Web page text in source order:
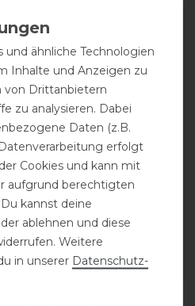
Neu
HKM Steckboard
10,95 € *
ARTIKEL MERKEN
und ähnliche Technologien
Inhalte und Anzeigen zu
von Drittanbietern
zu analysieren. Dabei
Daten (z.B.
erfolgt
Cookies und kann mit
aufgrund berechtigten
kannst deine
ablehnen und diese
Weitere
in unserer Daten­schutz­